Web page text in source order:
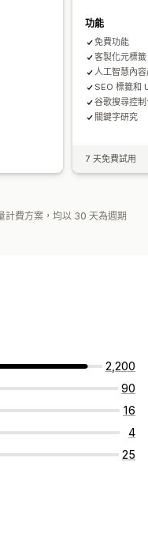
功能
免費功能
客製化元標籤
人工智慧內
SEO 標籤和
谷歌搜尋控
關鍵字研究
7 天免費試用
計費方案，均以 30 天為週期
2,200
90
16
4
25